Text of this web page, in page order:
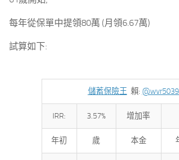
每年從保單中提領80萬 (月領6.67萬)
試算如下:
儲蓄保險王 賴:
IRR: 3.57% 增加率
年初 歲 本金